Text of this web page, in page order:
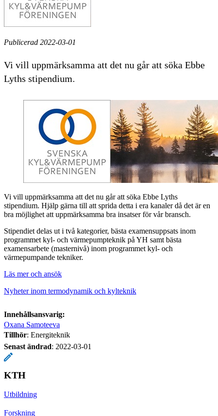
Publicerad 2022-03-01
Vi vill uppmärksamma att det nu går att söka Ebbe
Lyths stipendium.
Vi vill uppmärksamma att det nu går att söka Ebbe Lyths
stipendium. Hjälp gärna till att sprida detta i era kanaler då det är en
bra möjlighet att uppmärksamma bra insatser för vår bransch.
Stipendiet delas ut i två kategorier, bästa examensuppsats inom
programmet kyl- och värmepumpteknik på YH samt bästa
examensarbete (masternivå) inom programmet kyl- och
värmepumpande tekniker.
Läs mer och ansök
Nyheter inom termodynamik och kylteknik
Innehållsansvarig:
Oxana Samoteeva
Tillhör: Energiteknik
Senast ändrad: 2022-03-01
KTH
Utbildning
Forskning